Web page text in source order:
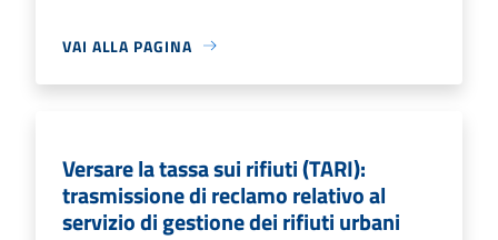
VAI ALLA PAGINA
Versare la tassa sui rifiuti (TARI):
trasmissione di reclamo relativo al
servizio di gestione dei rifiuti urbani